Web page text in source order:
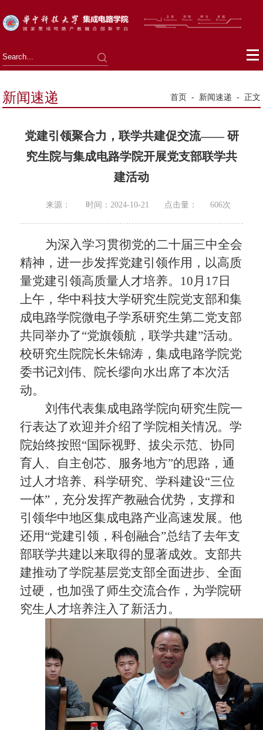
新闻速递 首页 - 新闻速递 - 正文
党建引领聚合力，联学共建促交流—— 研
究生院与集成电路学院开展党支部联学共
建活动
来源： 时间：2024-10-21 点击量： 606次
为深入学习贯彻党的二十届三中全会
精神，进一步发挥党建引领作用，以高质
量党建引领高质量人才培养。 10月 17 日
上午，华中科技大学研究生院党支部和集
成电路学院微电子学系研究生第二党支部
共同举办了“党旗领航，联学共建”活动。
校研究生院院长朱锦涛，集成电路学院党
委书记刘伟、院长缪向水出席了本次活
动。
刘伟代表集成电路学院向研究生院一
行表达了欢迎并介绍了学院相关情况。学
院始终按照“国际视野、拔尖示范、协同
育人、自主创芯、服务地方”的思路，通
过人才培养、科学研究、学科建设“三位
一体” ，充分发挥产教融合优势，支撑和
引领华中地区集成电路产业高速发展。他
还用“党建引领，科创融合”总结了去年支
部联学共建以来取得的显著成效。支部共
建推动了学院基层党支部全面进步、全面
过硬，也加强了师生交流合作，为学院研
究生人才培养注入了新活力。